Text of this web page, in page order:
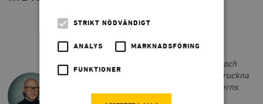
JOAKIM BROMAN
Joakim Broman är redaktör på Smedjan och
författare till bland annat "Rostbältets spruckna
röst: JD Vance och den amerikanska högerns
STRIKT NÖDVÄNDIGT
ANALYS MARKNADSFÖRING
FUNKTIONER